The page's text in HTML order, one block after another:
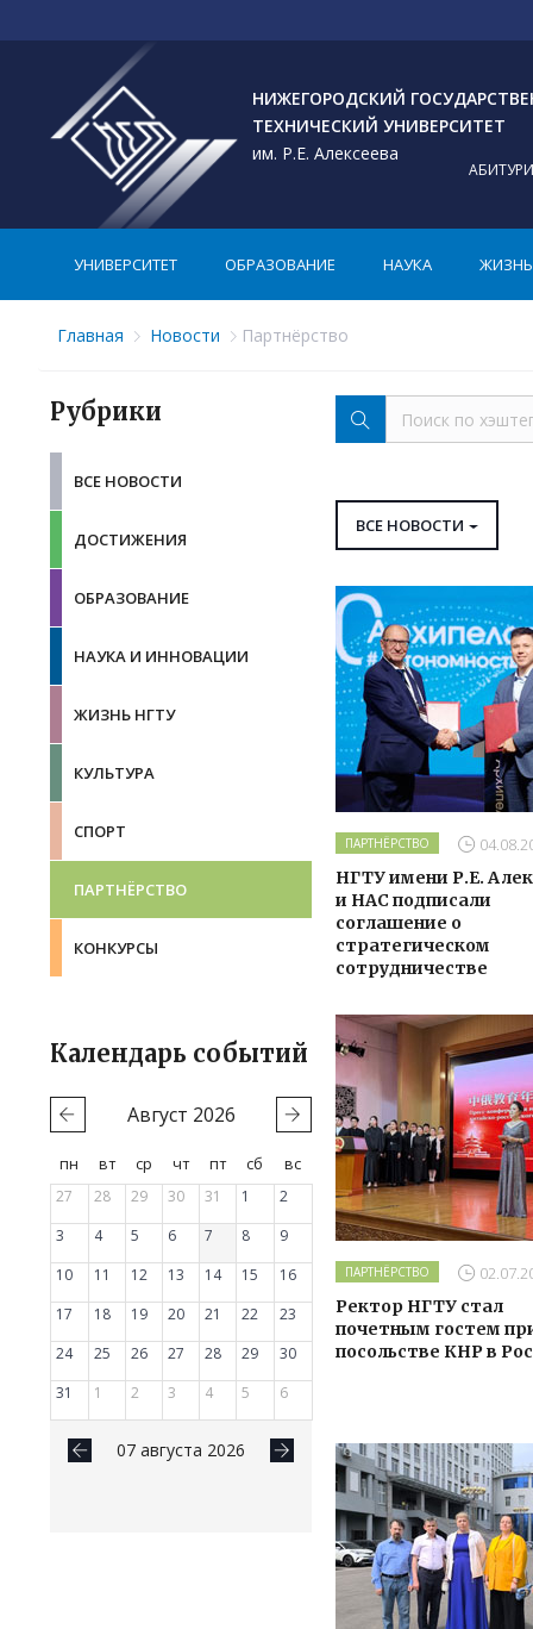
НИЖЕГОРОДСКИЙ
ТЕХНИЧЕСКИЙ УНИВЕРСИТЕТ
им. Р.Е. Алексеева
УНИВЕРСИТЕТ ОБРАЗОВАНИЕ НАУКА ЖИЗНЬ
Главная Новости Партнёрство
Рубрики
ВСЕ НОВОСТИ
ДОСТИЖЕНИЯ
ОБРАЗОВАНИЕ
НАУКА И ИННОВАЦИИ
ЖИЗНЬ НГТУ
КУЛЬТУРА
СПОРТ
ПАРТНЁРСТВО
КОНКУРСЫ
Календарь событий
Август 2026
пн вт ср чт пт сб
вс
27
28 29 30 31 1
2
3
4 5 6 7 8
9
10
11 12 13 14 15
16
17
18 19 20 21 22
23
24
25 26 27 28 29
30
31
1 2 3 4 5 6
07 августа 2026
ВСЕ НОВОСТИ
ПАРТНЁРСТВО
НГТУ имени Р.Е.
и НАС подписали
соглашение о
стратегическом
сотрудничестве
ПАРТНЁРСТВО
Ректор НГТУ стал
почетным гостем
посольстве КНР в